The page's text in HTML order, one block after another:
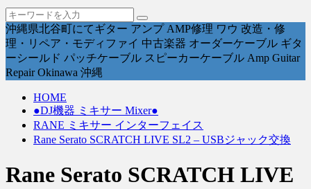
沖縄県北谷町にてギター アンプ AMP修理 ワウ 改造・修
理・リペア・モディファイ 中古楽器 オーダーケーブル ギタ
ーシールド パッチケーブル スピーカーケーブル Amp Guitar
Repair Okinawa 沖縄
HOME
●DJ機器 ミキサー Mixer●
RANE ミキサー インターフェイス
Rane Serato SCRATCH LIVE SL2 – USBジャック交換
Rane Serato SCRATCH LIVE